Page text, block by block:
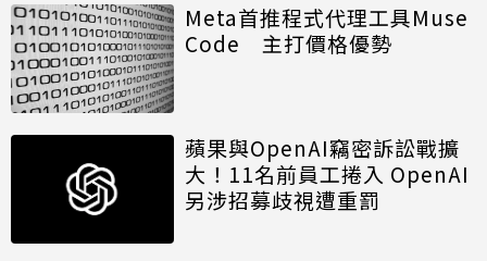
Meta首推程式代理工具Muse
Code 主打價格優勢
蘋果與OpenAI竊密訴訟戰擴
大！11名前員工捲入 OpenAI
另涉招募歧視遭重罰